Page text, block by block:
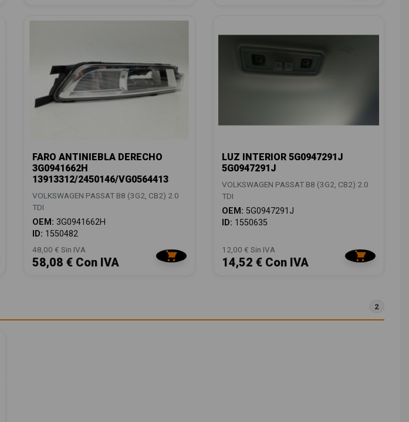
FARO ANTINIEBLA DERECHO
3G0941662H
13913312/2450146/VG0564413
VOLKSWAGEN PASSAT B8 (3G2, CB2) 2.0
TDI
OEM: 3G0941662H
ID: 1550482
48,00 € Sin IVA
58,08 € Con IVA
LUZ INTERIOR 5G0947291J
5G0947291J
VOLKSWAGEN PASSAT B8 (3G2, CB2) 2.0
TDI
OEM: 5G0947291J
ID: 1550635
12,00 € Sin IVA
14,52 € Con IVA
2